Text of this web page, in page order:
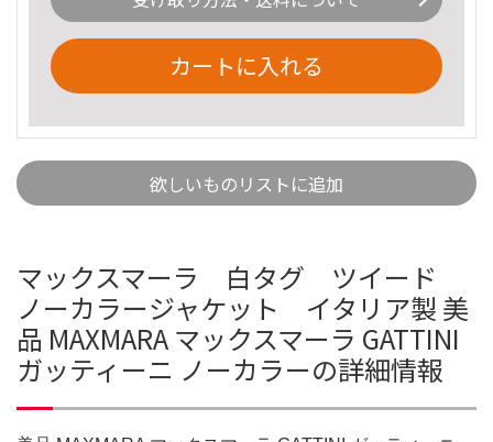
カートに入れる
欲しいものリストに追加
マックスマーラ 白タグ ツイード
ノーカラージャケット イタリア製 美
品 MAXMARA マックスマーラ GATTINI
ガッティーニ ノーカラーの詳細情報